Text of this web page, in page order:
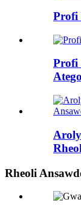
Profi
Profi
Rheoli